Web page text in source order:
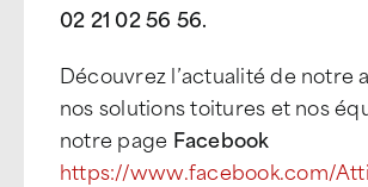
02 21 02 56 56.
Découvrez l’actualité de notre
nos solutions toitures et nos
notre page Facebook
https://www.facebook.com/